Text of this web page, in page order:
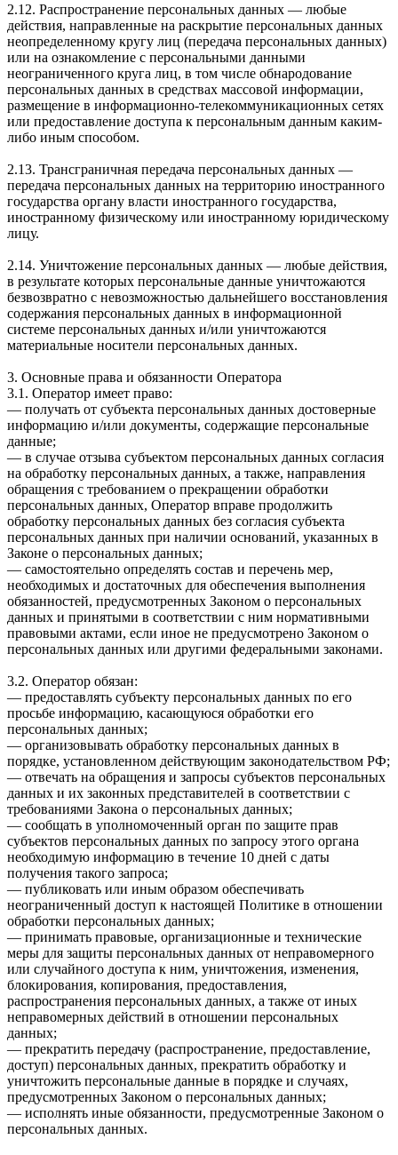
2.12. Распространение персональных данных — любые
действия, направленные на раскрытие персональных данных
неопределенному кругу лиц (передача персональных данных)
или на ознакомление с персональными данными
неограниченного круга лиц, в том числе обнародование
персональных данных в средствах массовой информации,
размещение в информационно-телекоммуникационных сетях
или предоставление доступа к персональным данным каким-
либо иным способом.
2.13. Трансграничная передача персональных данных —
передача персональных данных на территорию иностранного
государства органу власти иностранного государства,
иностранному физическому или иностранному юридическому
лицу.
2.14. Уничтожение персональных данных — любые действия,
в результате которых персональные данные уничтожаются
безвозвратно с невозможностью дальнейшего восстановления
содержания персональных данных в информационной
системе персональных данных и/или уничтожаются
материальные носители персональных данных.
3. Основные права и обязанности Оператора
3.1. Оператор имеет право:
— получать от субъекта персональных данных достоверные
информацию и/или документы, содержащие персональные
данные;
— в случае отзыва субъектом персональных данных согласия
на обработку персональных данных, а также, направления
обращения с требованием о прекращении обработки
персональных данных, Оператор вправе продолжить
обработку персональных данных без согласия субъекта
персональных данных при наличии оснований, указанных в
Законе о персональных данных;
— самостоятельно определять состав и перечень мер,
необходимых и достаточных для обеспечения выполнения
обязанностей, предусмотренных Законом о персональных
данных и принятыми в соответствии с ним нормативными
правовыми актами, если иное не предусмотрено Законом о
персональных данных или другими федеральными законами.
3.2. Оператор обязан:
— предоставлять субъекту персональных данных по его
просьбе информацию, касающуюся обработки его
персональных данных;
— организовывать обработку персональных данных в
порядке, установленном действующим законодательством РФ;
— отвечать на обращения и запросы субъектов персональных
данных и их законных представителей в соответствии с
требованиями Закона о персональных данных;
— сообщать в уполномоченный орган по защите прав
субъектов персональных данных по запросу этого органа
необходимую информацию в течение 10 дней с даты
получения такого запроса;
— публиковать или иным образом обеспечивать
неограниченный доступ к настоящей Политике в отношении
обработки персональных данных;
— принимать правовые, организационные и технические
меры для защиты персональных данных от неправомерного
или случайного доступа к ним, уничтожения, изменения,
блокирования, копирования, предоставления,
распространения персональных данных, а также от иных
неправомерных действий в отношении персональных
данных;
— прекратить передачу (распространение, предоставление,
доступ) персональных данных, прекратить обработку и
уничтожить персональные данные в порядке и случаях,
предусмотренных Законом о персональных данных;
— исполнять иные обязанности, предусмотренные Законом о
персональных данных.